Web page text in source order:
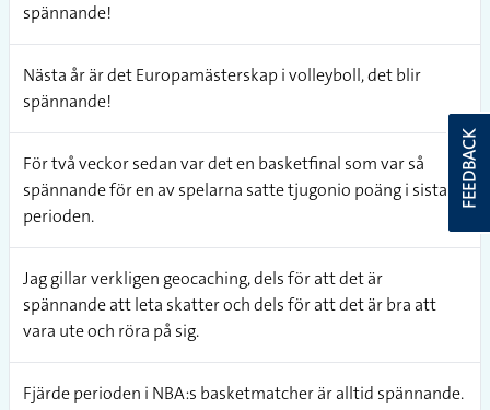
spännande!
Nästa år är det Europamästerskap i volleyboll, det blir
spännande!
För två veckor sedan var det en basketfinal som var så
spännande för en av spelarna satte tjugonio poäng i sista
perioden.
Jag gillar verkligen geocaching, dels för att det är
spännande att leta skatter och dels för att det är bra att
vara ute och röra på sig.
Fjärde perioden i NBA:s basketmatcher är alltid spännande.
FEEDBACK